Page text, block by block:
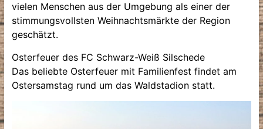
vielen Menschen aus der Umgebung als einer der
stimmungsvollsten Weihnachtsmärkte der Region
geschätzt.
Osterfeuer des FC Schwarz-Weiß Silschede
Das beliebte Osterfeuer mit Familienfest findet am
Ostersamstag rund um das Waldstadion statt.